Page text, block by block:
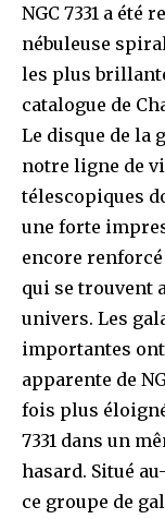
NGC 7331 a été
nébuleuse
les plus
catalogue de
Le disque de la
notre ligne de
télescopiques
une forte
encore
qui se trouvent
univers. Les
importantes
apparente de
fois plus
7331 dans un
hasard. Situé
ce groupe de